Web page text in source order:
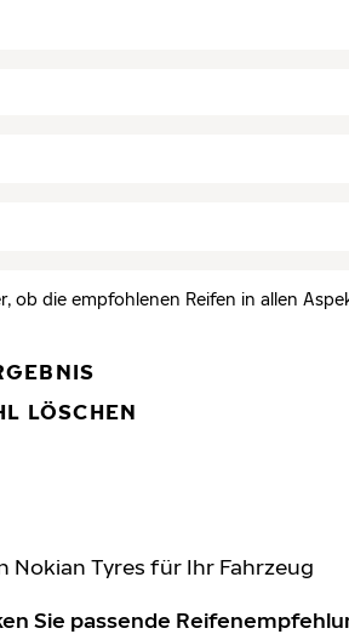
ob die empfohlenen Reifen in allen
LÖSCHEN
Nokian Tyres für Ihr Fahrzeug
Sie passende